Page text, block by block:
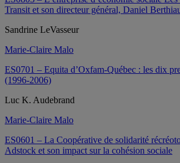
Transit et son directeur général, Daniel
Sandrine LeVasseur
Marie-Claire Malo
ES0701 – Equita d’Oxfam-Québec : les dix
(1996-2006)
Luc K. Audebrand
Marie-Claire Malo
ES0601 – La Coopérative de solidarité
Adstock et son impact sur la cohésion sociale